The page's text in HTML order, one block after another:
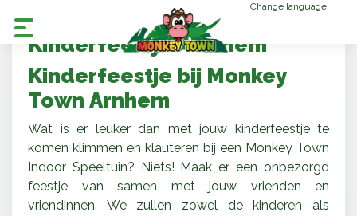
Change language
Kinderfeestjes Arnhem
Kinderfeestje bij Monkey
Town Arnhem
Wat is er leuker dan met jouw kinderfeestje te
komen klimmen en klauteren bij een Monkey Town
Indoor Speeltuin? Niets! Maak er een onbezorgd
feestje van samen met jouw vrienden en
vriendinnen. We zullen zowel de kinderen als